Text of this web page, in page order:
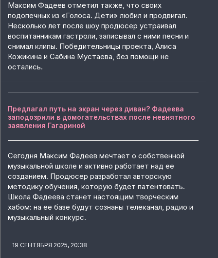
Максим Фадеев отметил также, что своих
подопечных из «Голоса. Дети» любил и продвигал.
Несколько лет после шоу продюсер устраивал
воспитанникам гастроли, записывал с ними песни и
снимал клипы. Победительницы проекта, Алиса
Кожикина и Сабина Мустаева, без помощи не
остались.
Предлагал путь на экран через диван? Фадеева
заподозрили в домогательствах после невнятного
заявления Гагариной
Сегодня Максим Фадеев мечтает о собственной
музыкальной школе и активно работает над ее
созданием. Продюсер разработал авторскую
методику обучения, которую будет патентовать.
Школа Фадеева станет настоящим творческим
хабом: на ее базе будут сознаны телеканал, радио и
музыкальный конкурс.
19 СЕНТЯБРЯ 2025, 20:38